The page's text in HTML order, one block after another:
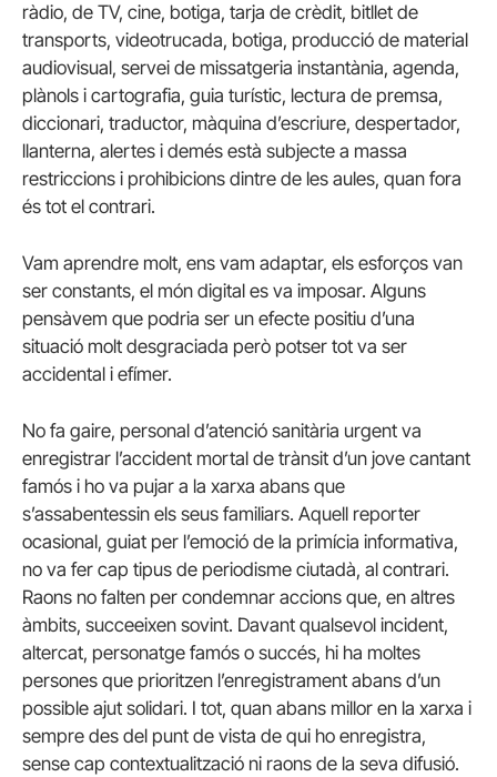
ràdio, de TV, cine, botiga, tarja de crèdit, bitllet de
transports, videotrucada, botiga, producció de material
audiovisual, servei de missatgeria instantània, agenda,
plànols i cartografia, guia turístic, lectura de premsa,
diccionari, traductor, màquina d’escriure, despertador,
llanterna, alertes i demés està subjecte a massa
restriccions i prohibicions dintre de les aules, quan fora
és tot el contrari.
Vam aprendre molt, ens vam adaptar, els esforços van
ser constants, el món digital es va imposar. Alguns
pensàvem que podria ser un efecte positiu d’una
situació molt desgraciada però potser tot va ser
accidental i efímer.
No fa gaire, personal d’atenció sanitària urgent va
enregistrar l’accident mortal de trànsit d’un jove cantant
famós i ho va pujar a la xarxa abans que
s’assabentessin els seus familiars. Aquell reporter
ocasional, guiat per l’emoció de la primícia informativa,
no va fer cap tipus de periodisme ciutadà, al contrari.
Raons no falten per condemnar accions que, en altres
àmbits, succeeixen sovint. Davant qualsevol incident,
altercat, personatge famós o succés, hi ha moltes
persones que prioritzen l’enregistrament abans d’un
possible ajut solidari. I tot, quan abans millor en la xarxa i
sempre des del punt de vista de qui ho enregistra,
sense cap contextualització ni raons de la seva difusió.